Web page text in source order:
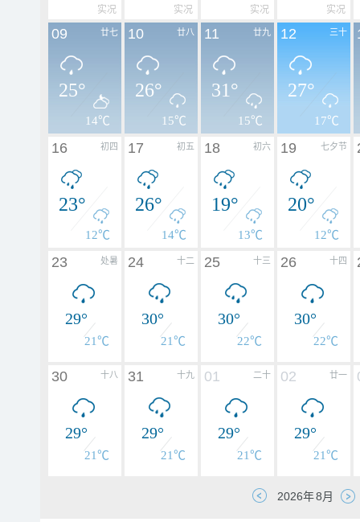
实况 实况 实况 实况
廿七
09
25°
14℃
廿八
10
26°
15℃
廿九
11
31°
15℃
三十
12
27°
17℃
初四
16
23°
12℃
初五
17
26°
14℃
初六
18
19°
13℃
七夕节
19
20°
12℃
处暑
23
29°
21℃
十二
24
30°
21℃
十三
25
30°
22℃
十四
26
30°
22℃
十八
30
29°
21℃
十九
31
29°
21℃
二十
01
29°
21℃
廿一
02
29°
21℃